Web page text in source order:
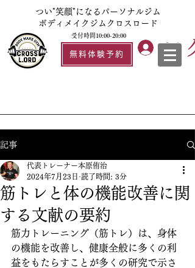
つい"笑顔"になるパーソナルジム
ボディメイクジムクロスロード
受付時間10:00-20:00
無料体験予約 ロ
記事
筋トレと体の機能改善に関
する文献の要約
代表トレーナー本原侑治
2024年7月23日 読了時間: 3分
筋力トレーニング（筋トレ）は、身体
の機能を改善し、健康全般に多くの利
益をもたらすことが多くの研究で示さ